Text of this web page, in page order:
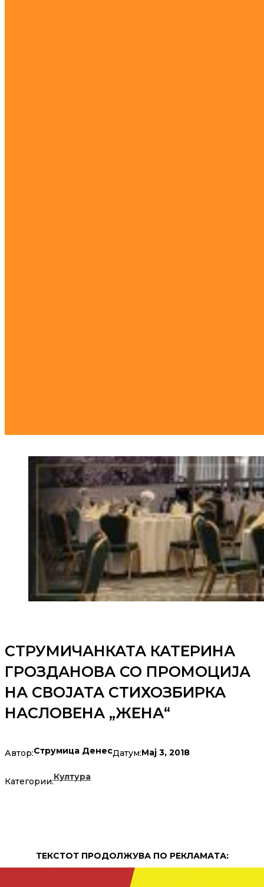
СТРУМИЧАНКАТА КАТЕРИНА
ГРОЗДАНОВА СО ПРОМОЦИЈА
НА СВОЈАТА СТИХОЗБИРКА
НАСЛОВЕНА „ЖЕНА“
Автор:Струмица ДенесДатум:Мај 3, 2018
Категории:Култура
ТЕКСТОТ ПРОДОЛЖУВА ПО РЕКЛАМАТА: